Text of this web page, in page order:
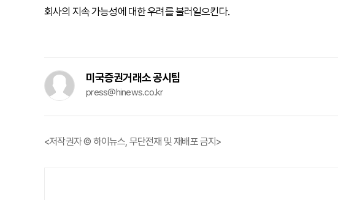
회사의 지속 가능성에 대한 우려를 불러일으킨다.
미국증권거래소 공시팀
press@hinews.co.kr
<저작권자 © 하이뉴스, 무단전재 및 재배포 금지>